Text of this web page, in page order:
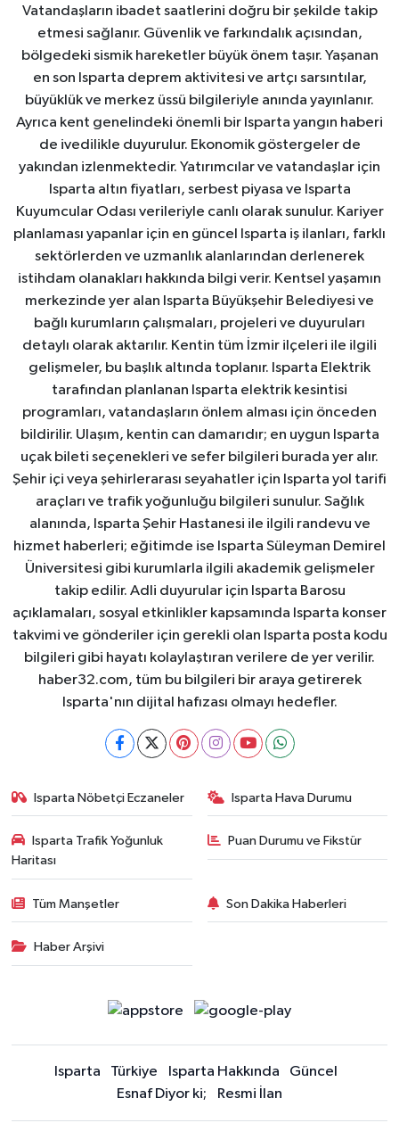
Vatandaşların ibadet saatlerini doğru bir şekilde takip
etmesi sağlanır. Güvenlik ve farkındalık açısından,
bölgedeki sismik hareketler büyük önem taşır. Yaşanan
en son Isparta deprem aktivitesi ve artçı sarsıntılar,
büyüklük ve merkez üssü bilgileriyle anında yayınlanır.
Ayrıca kent genelindeki önemli bir Isparta yangın haberi
de ivedilikle duyurulur. Ekonomik göstergeler de
yakından izlenmektedir. Yatırımcılar ve vatandaşlar için
Isparta altın fiyatları, serbest piyasa ve Isparta
Kuyumcular Odası verileriyle canlı olarak sunulur. Kariyer
planlaması yapanlar için en güncel Isparta iş ilanları, farklı
sektörlerden ve uzmanlık alanlarından derlenerek
istihdam olanakları hakkında bilgi verir. Kentsel yaşamın
merkezinde yer alan Isparta Büyükşehir Belediyesi ve
bağlı kurumların çalışmaları, projeleri ve duyuruları
detaylı olarak aktarılır. Kentin tüm İzmir ilçeleri ile ilgili
gelişmeler, bu başlık altında toplanır. Isparta Elektrik
tarafından planlanan Isparta elektrik kesintisi
programları, vatandaşların önlem alması için önceden
bildirilir. Ulaşım, kentin can damarıdır; en uygun Isparta
uçak bileti seçenekleri ve sefer bilgileri burada yer alır.
Şehir içi veya şehirlerarası seyahatler için Isparta yol tarifi
araçları ve trafik yoğunluğu bilgileri sunulur. Sağlık
alanında, Isparta Şehir Hastanesi ile ilgili randevu ve
hizmet haberleri; eğitimde ise Isparta Süleyman Demirel
Üniversitesi gibi kurumlarla ilgili akademik gelişmeler
takip edilir. Adli duyurular için Isparta Barosu
açıklamaları, sosyal etkinlikler kapsamında Isparta konser
takvimi ve gönderiler için gerekli olan Isparta posta kodu
bilgileri gibi hayatı kolaylaştıran verilere de yer verilir.
haber32.com, tüm bu bilgileri bir araya getirerek
Isparta'nın dijital hafızası olmayı hedefler.
Isparta Nöbetçi Eczaneler Isparta Hava Durumu
Isparta Trafik Yoğunluk
Haritası
Puan Durumu ve Fikstür
Tüm Manşetler Son Dakika Haberleri
Haber Arşivi
Isparta Türkiye Isparta Hakkında
Güncel
Esnaf Diyor ki;
Resmi İlan